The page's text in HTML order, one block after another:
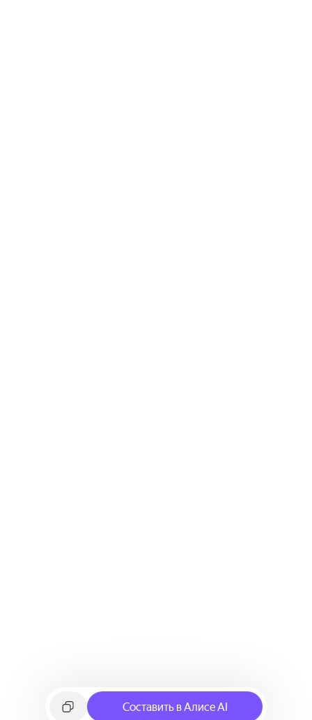
Составить в Алисе AI